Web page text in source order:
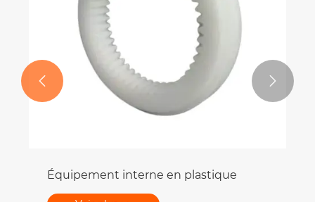
Équipement interne en plastique
 